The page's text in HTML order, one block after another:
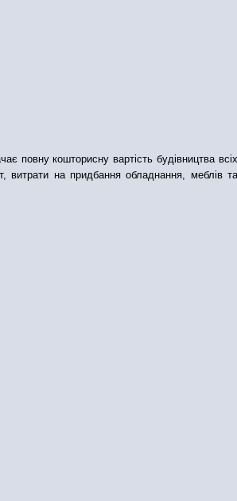
повну кошторисну вартість будівництва всіх
витрати на придбання обладнання, меблів та